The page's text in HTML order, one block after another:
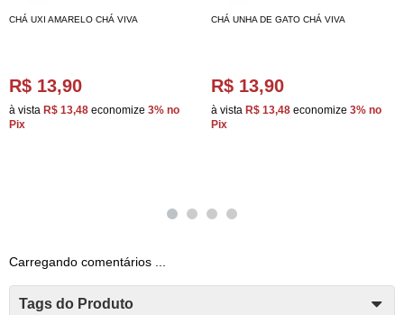
CHÁ UXI AMARELO CHÁ VIVA
R$ 13,90
à vista R$ 13,48 economize 3% no
Pix
CHÁ UNHA DE GATO CHÁ VIVA
R$ 13,90
à vista R$ 13,48 economize 3% no
Pix
Carregando comentários ...
Tags do Produto